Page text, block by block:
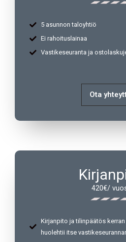
5 asunnon taloyhtiö
Ei rahoituslainaa
Vastikeseuranta ja
Ota
420€/
Kirjanpito ja tilinpäätös
huolehtii itse